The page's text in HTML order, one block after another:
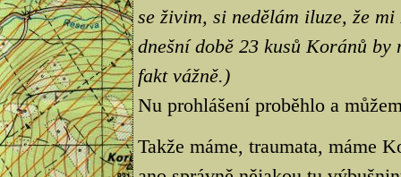
se živim, si nedělám iluze, že
dnešní době 23 kusů Koránů
fakt vážně.)
Nu prohlášení proběhlo a
Takže máme, traumata, máme